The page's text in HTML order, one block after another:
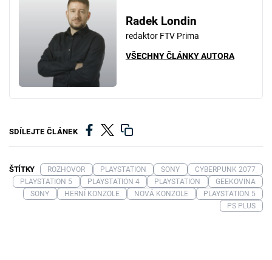
Radek Londin
redaktor FTV Prima
VŠECHNY ČLÁNKY AUTORA
SDÍLEJTE ČLÁNEK
ŠTÍTKY ROZHOVOR PLAYSTATION SONY
CYBERPUNK 2077
PLAYSTATION 5
PLAYSTATION 4 PLAYSTATION
GEEKOVINA
SONY
HERNÍ KONZOLE NOVÁ KONZOLE
PLAYSTATION 5
PS PLUS